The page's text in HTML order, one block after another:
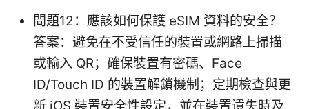
問題12：應該如何保護 eSIM 資料的安全？
答案：避免在不受信任的裝置或網路上掃描
或輸入 QR；確保裝置有密碼、Face
ID/Touch ID 的裝置解鎖機制；定期檢查與更